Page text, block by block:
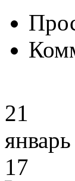
21
январь
17